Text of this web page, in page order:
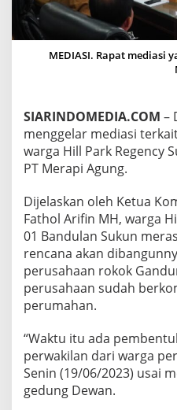
MEDIASI. Rapat mediasi
SIARINDOMEDIA.COM –
menggelar mediasi
warga Hill Park Regency
PT Merapi Agung.
Dijelaskan oleh Ketua
Fathol Arifin MH, warga
01 Bandulan Sukun
rencana akan
perusahaan rokok
perusahaan sudah
perumahan.
“Waktu itu ada
perwakilan dari warga
Senin (19/06/2023) usai
gedung Dewan.